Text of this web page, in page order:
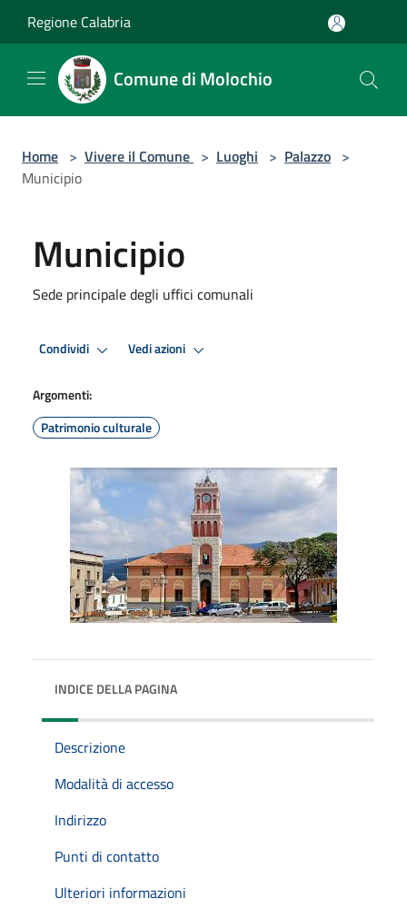
Regione Calabria
Comune di Molochio
Home > Vivere il Comune > Luoghi > Palazzo >
Municipio
Municipio
Sede principale degli uffici comunali
Condividi Vedi azioni
Argomenti:
Patrimonio culturale
INDICE DELLA PAGINA
Descrizione
Modalità di accesso
Indirizzo
Punti di contatto
Ulteriori informazioni